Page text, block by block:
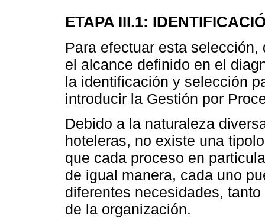
ETAPA III.1:
Para efectuar esta
el alcance definido en el
la identificación y selección
introducir la Gestión por
Debido a la naturaleza
hoteleras, no existe una
que cada proceso en
de igual manera, cada uno
diferentes necesidades,
de la organización.